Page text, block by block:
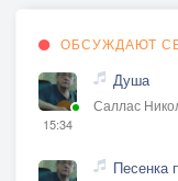
ОБСУЖДАЮТ
15:34
Душа
Саллас
Песенка